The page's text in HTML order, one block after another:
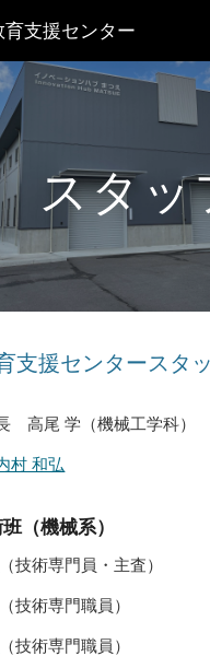
content
育支援センター
スタッ
支援センタースタ
高尾 学（機械工学科）
村 和弘
（機械系）
（技術専門員・主査）
技術専門職員）
（技術専門職員）